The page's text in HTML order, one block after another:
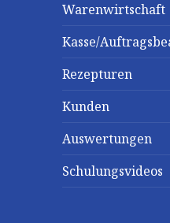
Warenwirtschaft
Kasse/
Rezepturen
Kunden
Auswertungen
Schulungsvideos